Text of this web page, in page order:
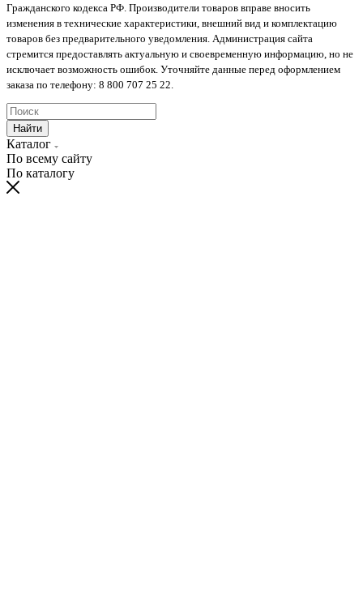
Гражданского кодекса РФ. Производители товаров вправе вносить
изменения в технические характеристики, внешний вид и комплектацию
товаров без предварительного уведомления. Администрация сайта
стремится предоставлять актуальную и своевременную информацию, но не
исключает возможность ошибок. Уточняйте данные перед оформлением
заказа по телефону: 8 800 707 25 22.
Найти
Каталог
По всему сайту
По каталогу